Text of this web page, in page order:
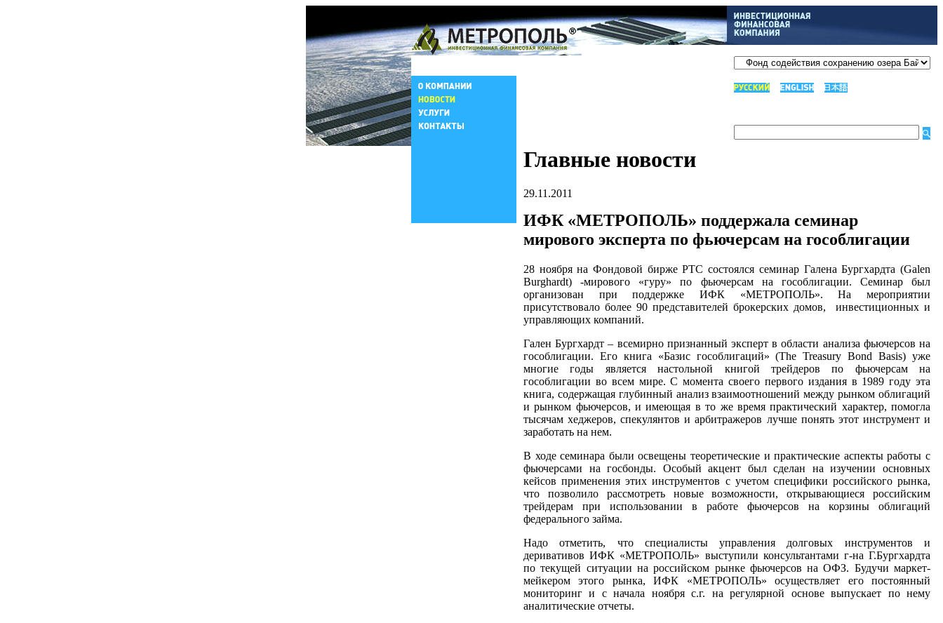
Главные новости
29.11.2011
ИФК «МЕТРОПОЛЬ» поддержала семинар
мирового эксперта по фьючерсам на гособлигации
28 ноября на Фондовой бирже РТС состоялся семинар Галена Бургхардта (Galen
Burghardt) -мирового «гуру» по фьючерсам на гособлигации. Семинар был
организован при поддержке ИФК «МЕТРОПОЛЬ». На мероприятии
присутствовало более 90 представителей брокерских домов, инвестиционных и
управляющих компаний.
Гален Бургхардт – всемирно признанный эксперт в области анализа фьючерсов на
гособлигации. Его книга «Базис гособлигаций» (The Treasury Bond Basis) уже
многие годы является настольной книгой трейдеров по фьючерсам на
гособлигации во всем мире. С момента своего первого издания в 1989 году эта
книга, содержащая глубинный анализ взаимоотношений между рынком облигаций
и рынком фьючерсов, и имеющая в то же время практический характер, помогла
тысячам хеджеров, спекулянтов и арбитражеров лучше понять этот инструмент и
заработать на нем.
В ходе семинара были освещены теоретические и практические аспекты работы с
фьючерсами на госбонды. Особый акцент был сделан на изучении основных
кейсов применения этих инструментов с учетом специфики российского рынка,
что позволило рассмотреть новые возможности, открывающиеся российским
трейдерам при использовании в работе фьючерсов на корзины облигаций
федерального займа.
Надо отметить, что специалисты управления долговых инструментов и
деривативов ИФК «МЕТРОПОЛЬ» выступили консультантами г-на Г.Бургхардта
по текущей ситуации на российском рынке фьючерсов на ОФЗ. Будучи маркет-
мейкером этого рынка, ИФК «МЕТРОПОЛЬ» осуществляет его постоянный
мониторинг и с начала ноября с.г. на регулярной основе выпускает по нему
аналитические отчеты.